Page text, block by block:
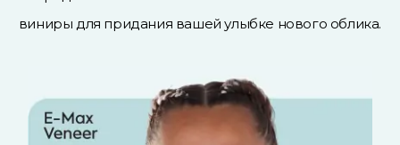
виниры для придания вашей улыбке нового облика.